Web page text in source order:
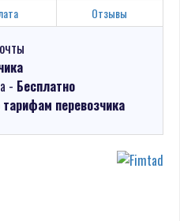
Отзывы
- Бесплатно
тарифам перевозчика